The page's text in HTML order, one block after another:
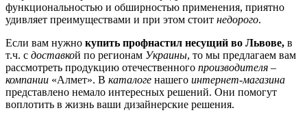
функциональностью и обширностью применения, приятно
удивляет преимуществами и при этом стоит недорого.
Если вам нужно купить профнастил несущий во Львове, в
т.ч. с доставкой по регионам Украины, то мы предлагаем вам
рассмотреть продукцию отечественного производителя –
компании «Алмет». В каталоге нашего интернет-магазина
представлено немало интересных решений. Они помогут
воплотить в жизнь ваши дизайнерские решения.